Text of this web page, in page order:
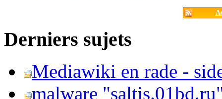
Derniers sujets
Mediawiki en rade -
malware